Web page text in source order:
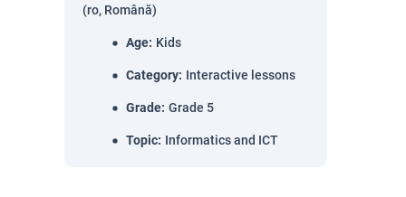
(ro, Română)
Age: Kids
Category: Interactive lessons
Grade: Grade 5
Topic: Informatics and ICT